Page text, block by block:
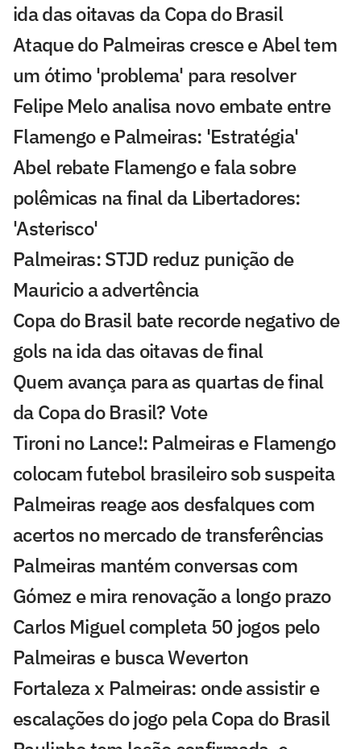
ida das oitavas da Copa do Brasil
Ataque do Palmeiras cresce e Abel tem
um ótimo 'problema' para resolver
Felipe Melo analisa novo embate entre
Flamengo e Palmeiras: 'Estratégia'
Abel rebate Flamengo e fala sobre
polêmicas na final da Libertadores:
'Asterisco'
Palmeiras: STJD reduz punição de
Mauricio a advertência
Copa do Brasil bate recorde negativo de
gols na ida das oitavas de final
Quem avança para as quartas de final
da Copa do Brasil? Vote
Tironi no Lance!: Palmeiras e Flamengo
colocam futebol brasileiro sob suspeita
Palmeiras reage aos desfalques com
acertos no mercado de transferências
Palmeiras mantém conversas com
Gómez e mira renovação a longo prazo
Carlos Miguel completa 50 jogos pelo
Palmeiras e busca Weverton
Fortaleza x Palmeiras: onde assistir e
escalações do jogo pela Copa do Brasil